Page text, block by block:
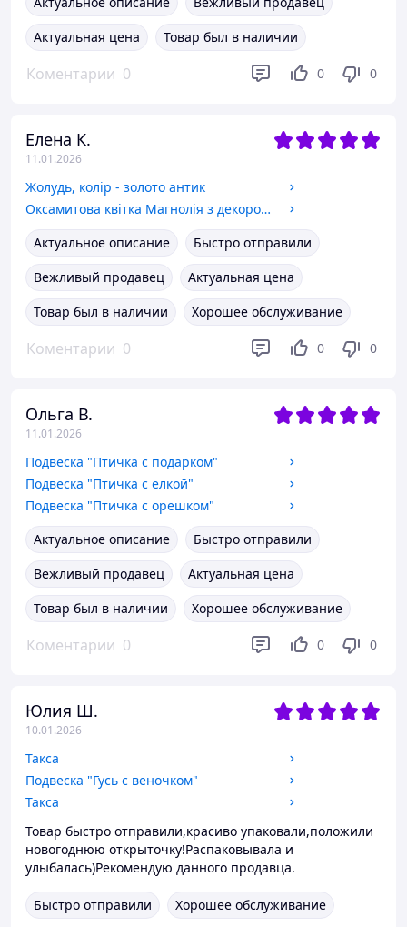
Актуальная цена
Товар был в наличии
Коментарии 0 0 0
Елена К.
11.01.2026
Жолудь, колір - золото антик
Оксамитова квітка Магнолія з декором з бісеру 25см, колір - пудровий
Актуальное описание
Быстро отправили
Вежливый продавец
Актуальная цена
Товар был в наличии
Хорошее обслуживание
Коментарии 0 0 0
Ольга В.
11.01.2026
Подвеска "Птичка с подарком"
Подвеска "Птичка с елкой"
Подвеска "Птичка с орешком"
Актуальное описание
Быстро отправили
Вежливый продавец
Актуальная цена
Товар был в наличии
Хорошее обслуживание
Коментарии 0 0 0
Юлия Ш.
10.01.2026
Такса
Подвеска "Гусь с веночком"
Такса
Товар быстро отправили,красиво упаковали,положили
новогоднюю открыточку!Распаковывала и
улыбалась)Рекомендую данного продавца.
Быстро отправили Хорошее обслуживание